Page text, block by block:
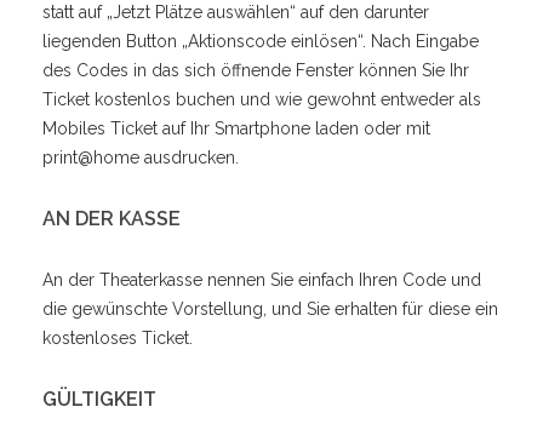
statt auf „Jetzt Plätze auswählen“ auf den darunter
liegenden Button „Aktionscode einlösen“. Nach Eingabe
des Codes in das sich öffnende Fenster können Sie Ihr
Ticket kostenlos buchen und wie gewohnt entweder als
Mobiles Ticket auf Ihr Smartphone laden oder mit
print@home ausdrucken.
AN DER KASSE
An der Theaterkasse nennen Sie einfach Ihren Code und
die gewünschte Vorstellung, und Sie erhalten für diese ein
kostenloses Ticket.
GÜLTIGKEIT